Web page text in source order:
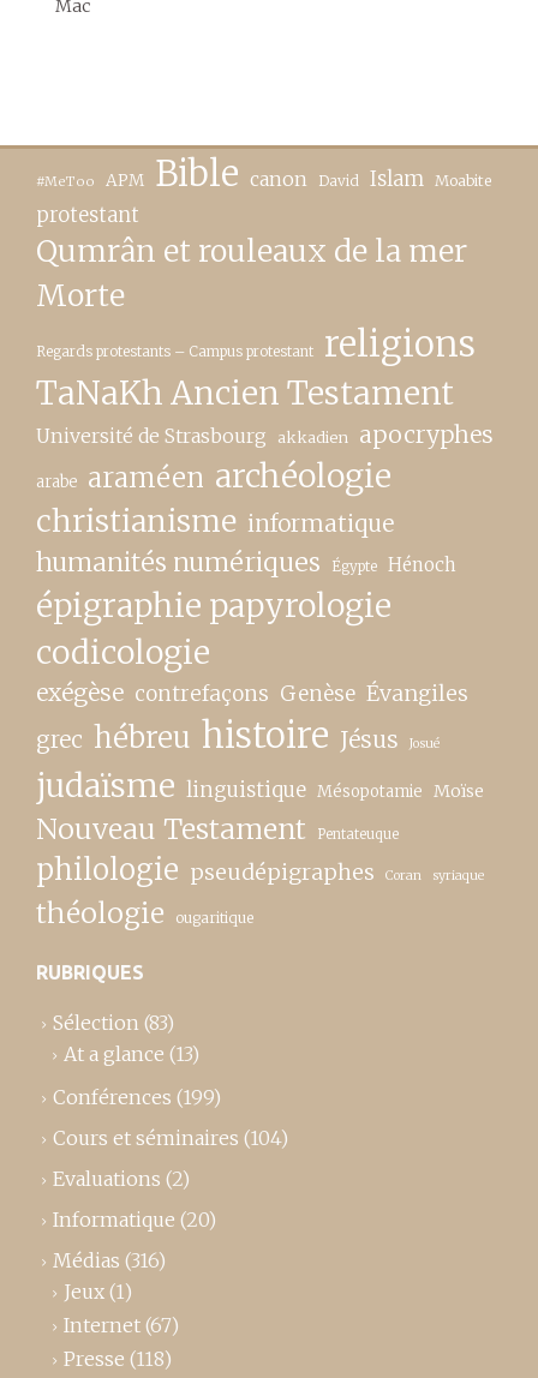
Mac
#MeToo APM Bible canon David Islam Moabite
protestant
Qumrân et rouleaux de la mer
Morte
Regards protestants – Campus protestant religions
TaNaKh Ancien Testament
Université de Strasbourg akkadien apocryphes
arabe araméen archéologie
christianisme informatique
humanités numériques Égypte Hénoch
épigraphie papyrologie
codicologie
exégèse contrefaçons Genèse Évangiles
grec hébreu histoire Jésus Josué
judaïsme linguistique Mésopotamie Moïse
Nouveau Testament Pentateuque
philologie pseudépigraphes Coran syriaque
théologie ougaritique
RUBRIQUES
Sélection (83)
At a glance (13)
Conférences (199)
Cours et séminaires (104)
Evaluations (2)
Informatique (20)
Médias (316)
Jeux (1)
Internet (67)
Presse (118)